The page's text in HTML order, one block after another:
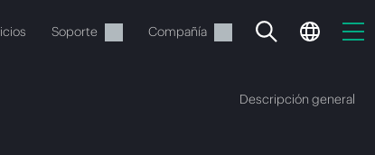
Soporte Compañía
Descripción general